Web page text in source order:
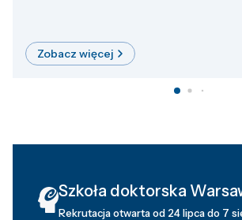
Zobacz więcej
Szkoła doktorska
Rekrutacja otwarta od 24 lipca do 7